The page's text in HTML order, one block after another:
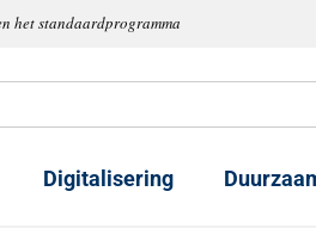
het standaardprogramma
Digitalisering